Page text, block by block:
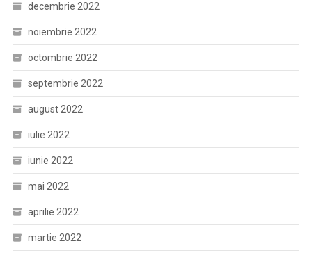
decembrie 2022
noiembrie 2022
octombrie 2022
septembrie 2022
august 2022
iulie 2022
iunie 2022
mai 2022
aprilie 2022
martie 2022